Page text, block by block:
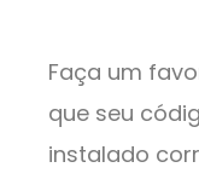
Faça um
que seu
instalado